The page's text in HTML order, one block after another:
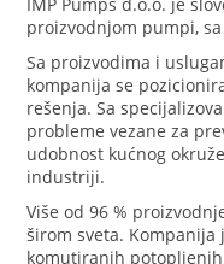
proizvodnjom pumpi,
Sa proizvodima i
kompanija se
rešenja. Sa
probleme vezane za
udobnost kućnog
industriji.
Više od 96 %
širom sveta.
komutiranih